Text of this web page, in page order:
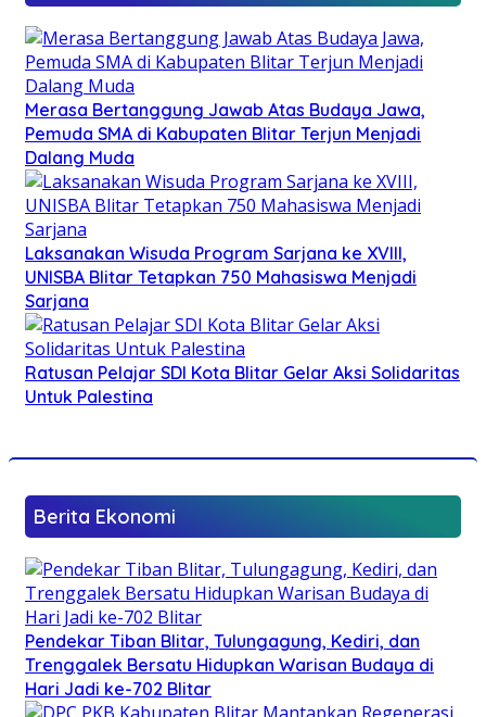
Merasa Bertanggung Jawab Atas Budaya Jawa,
Pemuda SMA di Kabupaten Blitar Terjun Menjadi
Dalang Muda
Laksanakan Wisuda Program Sarjana ke XVIII,
UNISBA Blitar Tetapkan 750 Mahasiswa Menjadi
Sarjana
Ratusan Pelajar SDI Kota Blitar Gelar Aksi Solidaritas
Untuk Palestina
Berita Ekonomi
Pendekar Tiban Blitar, Tulungagung, Kediri, dan
Trenggalek Bersatu Hidupkan Warisan Budaya di
Hari Jadi ke-702 Blitar